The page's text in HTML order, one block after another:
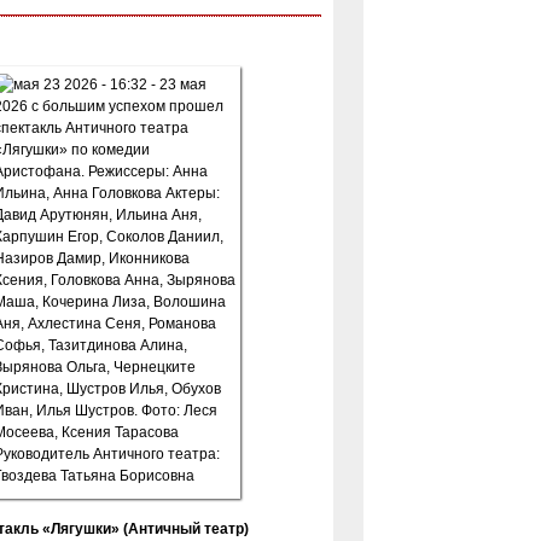
«Лягушки» (Античный театр)